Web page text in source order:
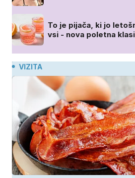
To je pijača, ki jo
vsi - nova poletna
VIZITA